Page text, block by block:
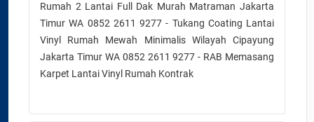
Rumah 2 Lantai Full Dak Murah Matraman Jakarta
Timur WA 0852 2611 9277 - Tukang Coating Lantai
Vinyl Rumah Mewah Minimalis Wilayah Cipayung
Jakarta Timur WA 0852 2611 9277 - RAB Memasang
Karpet Lantai Vinyl Rumah Kontrak